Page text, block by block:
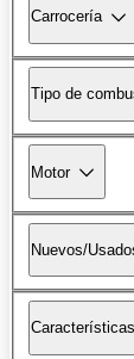
Carrocería
Tipo de
Motor
Nuevos/
Características